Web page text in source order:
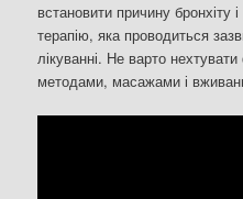
встановити причину бронхіту
терапію, яка проводиться
лікуванні. Не варто
методами, масажами і